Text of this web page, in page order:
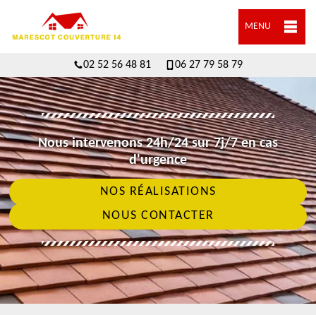
MENU
02 52 56 48 81 06 27 79 58 79
Nous intervenons 24h/24 sur 7j/7 en cas
d'urgence
NOS RÉALISATIONS
NOUS CONTACTER